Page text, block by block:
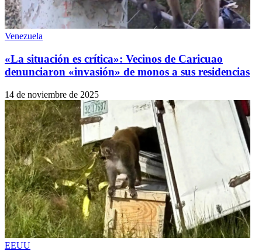
Venezuela
«La situación es crítica»: Vecinos de Caricuao
denunciaron «invasión» de monos a sus residencias
14 de noviembre de 2025
EEUU